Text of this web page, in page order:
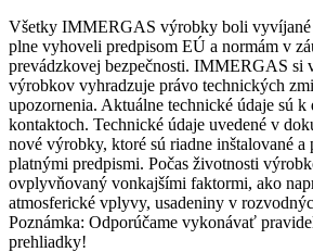
Všetky IMMERGAS výrobky boli vyvíjané
plne vyhoveli predpisom EÚ a normám v
prevádzkovej bezpečnosti. IMMERGAS si
výrobkov vyhradzuje právo technických
upozornenia. Aktuálne technické údaje sú
kontaktoch. Technické údaje uvedené v
nové výrobky, ktoré sú riadne inštalované a
platnými predpismi. Počas životnosti
ovplyvňovaný vonkajšími faktormi, ako
atmosferické vplyvy, usadeniny v
Poznámka: Odporúčame vykonávať
prehliadky!